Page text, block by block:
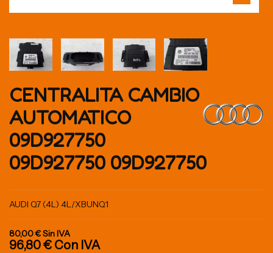
CENTRALITA CAMBIO
AUTOMATICO
09D927750
09D927750 09D927750
AUDI Q7 (4L) 4L/XBUNQ1
80,00 €Sin IVA
96,80 € Con IVA